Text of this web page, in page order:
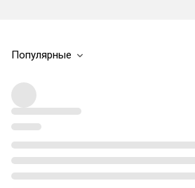
Популярные